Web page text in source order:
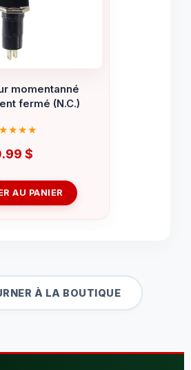
momentanné
fermé (N.C.)
$
AU PANIER
À LA BOUTIQUE